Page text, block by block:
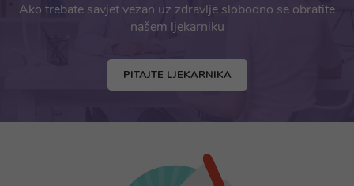
Ako trebate savjet vezan uz zdravlje slobodno se obratite
našem ljekarniku
PITAJTE LJEKARNIKA